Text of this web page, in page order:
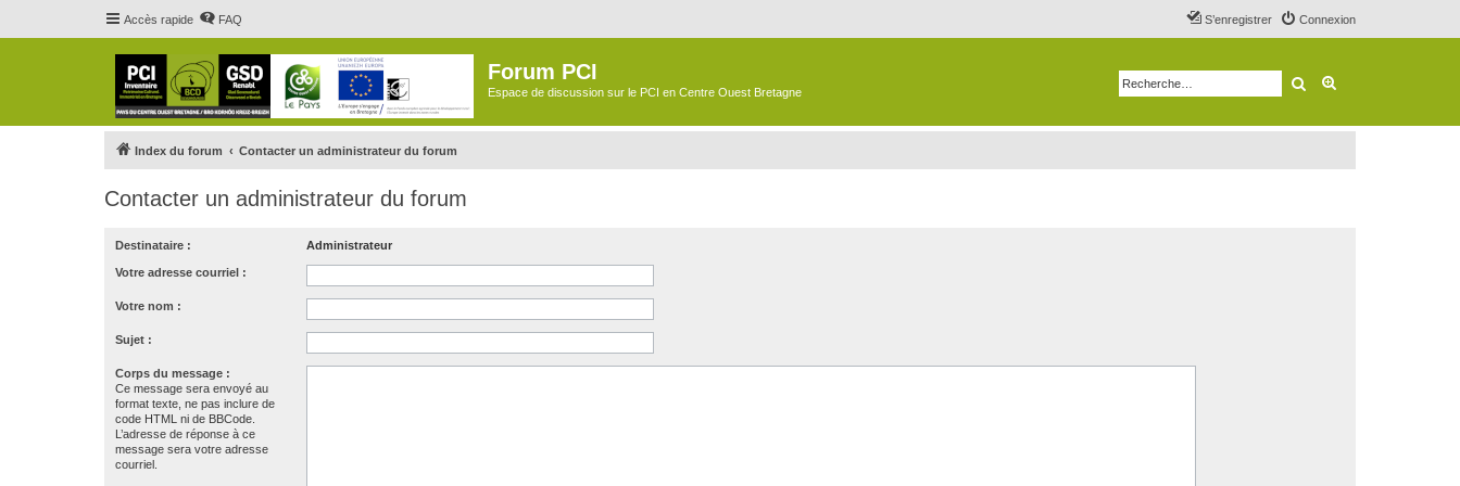
Accès rapide FAQ Connexion
S’enregistrer
Forum PCI
Espace de discussion sur le PCI en Centre Ouest Bretagne Rechercher
Index du forum Contacter un administrateur du forum
Contacter un administrateur du forum
Destinataire : Administrateur
Votre adresse courriel :
Votre nom :
Sujet :
Corps du message :
Ce message sera envoyé au
format texte, ne pas inclure de
code HTML ni de BBCode.
L’adresse de réponse à ce
message sera votre adresse
courriel.